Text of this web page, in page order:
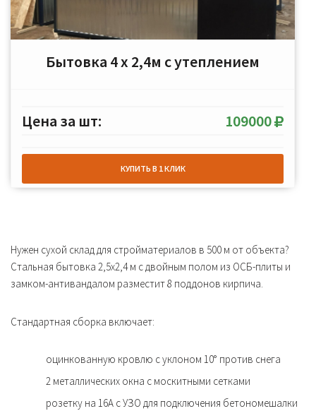
Бытовка 4 х 2,4м с утеплением
Цена за шт: 109000
КУПИТЬ В 1 КЛИК
Нужен сухой склад для стройматериалов в 500 м от объекта?
Стальная бытовка 2,5х2,4 м с двойным полом из ОСБ-плиты и
замком-антивандалом разместит 8 поддонов кирпича.
Стандартная сборка включает:
оцинкованную кровлю с уклоном 10° против снега
2 металлических окна с москитными сетками
розетку на 16А с УЗО для подключения бетономешалки